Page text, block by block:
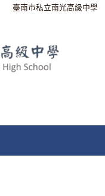
臺南市私立南光高級中學